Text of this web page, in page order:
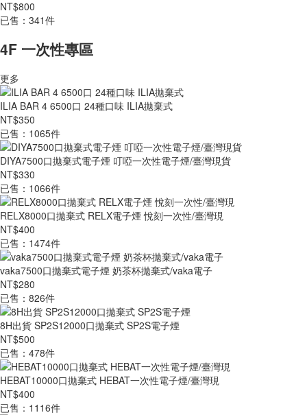
NT$800
已售：341件
4F 一次性專區
更多
ILIA BAR 4 6500口 24種口味 ILIA拋棄式
NT$350
已售：1065件
DIYA7500口拋棄式電子煙 叮啞一次性電子煙/臺灣現貨
NT$330
已售：1066件
RELX8000口拋棄式 RELX電子煙 悅刻一次性/臺灣現
NT$400
已售：1474件
vaka7500口拋棄式電子煙 奶茶杯拋棄式/vaka電子
NT$280
已售：826件
8H出貨 SP2S12000口拋棄式 SP2S電子煙
NT$500
已售：478件
HEBAT10000口拋棄式 HEBAT一次性電子煙/臺灣現
NT$400
已售：1116件